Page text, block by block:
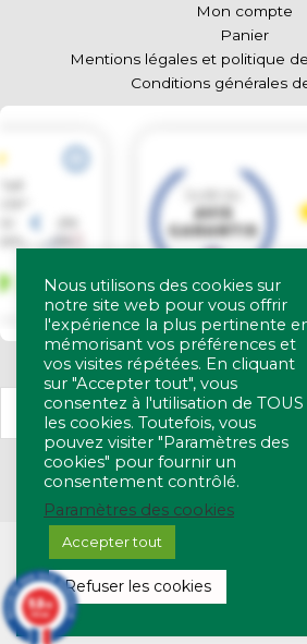
Mon compte
Panier
Mentions légales et politique
Conditions générales
Copyright © 2026
Nous utilisons des cookies sur
notre site web pour vous offrir
l'expérience la plus pertinente
mémorisant vos préférences et
vos visites répétées. En cliquant
sur "Accepter tout", vous
consentez à l'utilisation de TOUS
les cookies. Toutefois, vous
pouvez visiter "Paramètres des
cookies" pour fournir un
consentement contrôlé.
Paramètres des cookies
Accepter tout
Refuser les cookies
9.8/10
368 avis